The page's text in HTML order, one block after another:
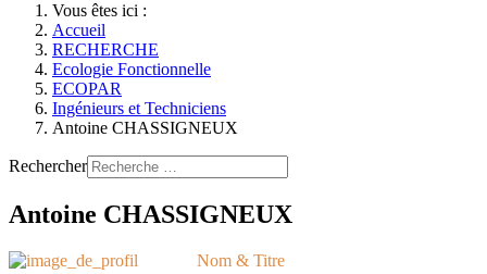
Vous êtes ici :
Accueil
RECHERCHE
Ecologie Fonctionnelle
ECOPAR
Ingénieurs et Techniciens
Antoine CHASSIGNEUX
Rechercher
Antoine CHASSIGNEUX
Nom & Titre